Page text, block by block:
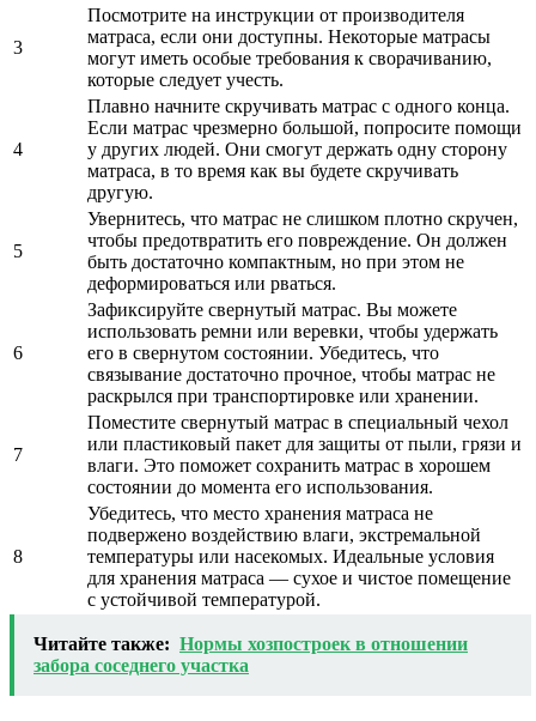
3
Посмотрите на инструкции от производителя
матраса, если они доступны. Некоторые матрасы
могут иметь особые требования к сворачиванию,
которые следует учесть.
4
Плавно начните скручивать матрас с одного конца.
Если матрас чрезмерно большой, попросите помощи
у других людей. Они смогут держать одну сторону
матраса, в то время как вы будете скручивать
другую.
5
Увернитесь, что матрас не слишком плотно скручен,
чтобы предотвратить его повреждение. Он должен
быть достаточно компактным, но при этом не
деформироваться или рваться.
6
Зафиксируйте свернутый матрас. Вы можете
использовать ремни или веревки, чтобы удержать
его в свернутом состоянии. Убедитесь, что
связывание достаточно прочное, чтобы матрас не
раскрылся при транспортировке или хранении.
7
Поместите свернутый матрас в специальный чехол
или пластиковый пакет для защиты от пыли, грязи и
влаги. Это поможет сохранить матрас в хорошем
состоянии до момента его использования.
8
Убедитесь, что место хранения матраса не
подвержено воздействию влаги, экстремальной
температуры или насекомых. Идеальные условия
для хранения матраса — сухое и чистое помещение
с устойчивой температурой.
Читайте также: Нормы хозпостроек в отношении
забора соседнего участка